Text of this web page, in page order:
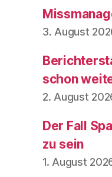
3. August
schon
2. August
Der Fall
zu sein
1. August